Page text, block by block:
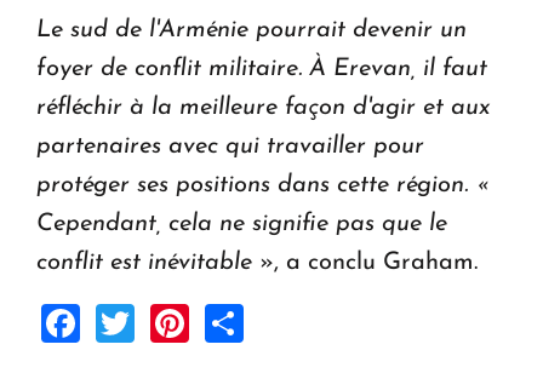
Le sud de l'Arménie pourrait devenir un
foyer de conflit militaire. À Erevan, il faut
réfléchir à la meilleure façon d'agir et aux
partenaires avec qui travailler pour
protéger ses positions dans cette région. «
Cependant, cela ne signifie pas que le
conflit est inévitable », a conclu Graham.
Facebook
TwitterPinterest